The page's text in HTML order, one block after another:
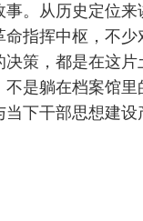
事。从历史定位
命指挥中枢，不少
决策，都是在这片
是躺在档案馆里
当下干部思想建设